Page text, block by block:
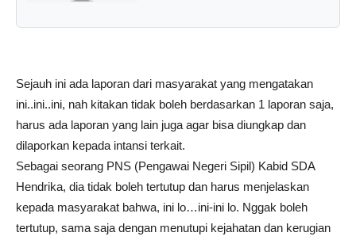
Sejauh ini ada laporan dari masyarakat yang mengatakan
ini..ini..ini, nah kitakan tidak boleh berdasarkan 1 laporan saja,
harus ada laporan yang lain juga agar bisa diungkap dan
dilaporkan kepada intansi terkait.
Sebagai seorang PNS (Pengawai Negeri Sipil) Kabid SDA
Hendrika, dia tidak boleh tertutup dan harus menjelaskan
kepada masyarakat bahwa, ini lo…ini-ini lo. Nggak boleh
tertutup, sama saja dengan menutupi kejahatan dan kerugian